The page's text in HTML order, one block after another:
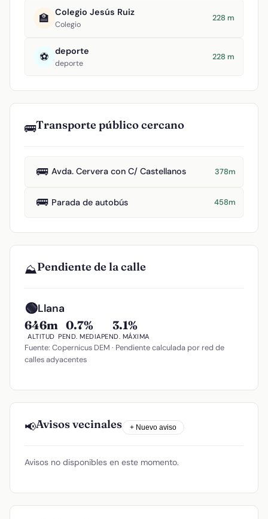
🏫 Colegio Jesús Ruiz
Colegio
228 m
⚽ deporte
deporte
228 m
🚌Transporte público cercano
🚌 Avda. Cervera con C/ Castellanos 378m
🚌 Parada de autobús 458m
⛰️Pendiente de la calle
🟢Llana
646m
ALTITUD
0.7%
PEND. MEDIA
3.1%
PEND. MÁXIMA
Fuente: Copernicus DEM · Pendiente calculada por red de
calles adyacentes
📢Avisos vecinales + Nuevo aviso
Avisos no disponibles en este momento.